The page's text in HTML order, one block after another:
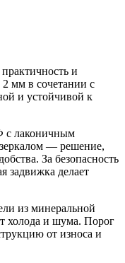
и
мм в сочетании с
и устойчивой к
с лаконичным
— решение,
За безопасность
задвижка делает
из минеральной
холода и шума. Порог
от износа и